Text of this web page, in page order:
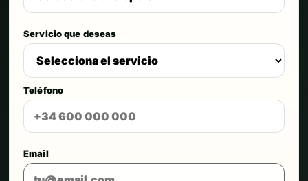
Servicio que deseas
Teléfono
Email